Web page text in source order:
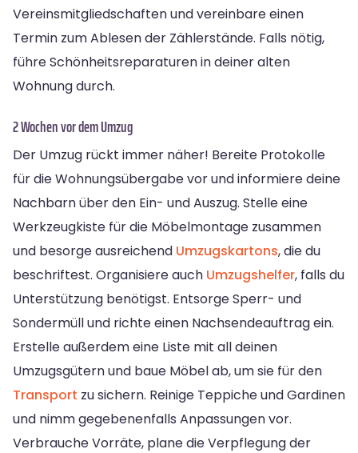
Vereinsmitgliedschaften und vereinbare einen
Termin zum Ablesen der Zählerstände. Falls nötig,
führe Schönheitsreparaturen in deiner alten
Wohnung durch.
2 Wochen vor dem Umzug
Der Umzug rückt immer näher! Bereite Protokolle
für die Wohnungsübergabe vor und informiere deine
Nachbarn über den Ein- und Auszug. Stelle eine
Werkzeugkiste für die Möbelmontage zusammen
und besorge ausreichend Umzugskartons, die du
beschriftest. Organisiere auch Umzugshelfer, falls du
Unterstützung benötigst. Entsorge Sperr- und
Sondermüll und richte einen Nachsendeauftrag ein.
Erstelle außerdem eine Liste mit all deinen
Umzugsgütern und baue Möbel ab, um sie für den
Transport zu sichern. Reinige Teppiche und Gardinen
und nimm gegebenenfalls Anpassungen vor.
Verbrauche Vorräte, plane die Verpflegung der